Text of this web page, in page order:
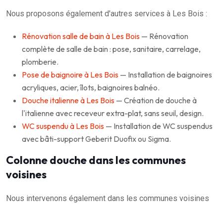
Nous proposons également d'autres services à Les Bois :
Rénovation salle de bain à Les Bois — Rénovation
complète de salle de bain : pose, sanitaire, carrelage,
plomberie.
Pose de baignoire à Les Bois — Installation de baignoires
acryliques, acier, îlots, baignoires balnéo.
Douche italienne à Les Bois — Création de douche à
l'italienne avec receveur extra-plat, sans seuil, design.
WC suspendu à Les Bois — Installation de WC suspendus
avec bâti-support Geberit Duofix ou Sigma.
Colonne douche dans les communes
voisines
Nous intervenons également dans les communes voisines